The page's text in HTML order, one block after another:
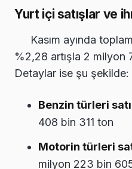
Yurt içi satışlar ve
Kasım ayında
%2,28 artışla 2 milyon
Detaylar ise şu şekilde:
Benzin türleri
408 bin 311 ton
Motorin türleri
milyon 223 bin